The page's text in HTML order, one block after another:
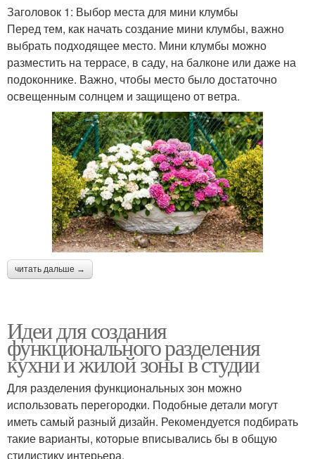
Заголовок 1: Выбор места для мини клумбы
Перед тем, как начать создание мини клумбы, важно
выбрать подходящее место. Мини клумбы можно
разместить на террасе, в саду, на балконе или даже на
подоконнике. Важно, чтобы место было достаточно
освещенным солнцем и защищено от ветра.
читать дальше →
Идеи для создания
функционального разделения
кухни и жилой зоны в студии
Для разделения функциональных зон можно
использовать перегородки. Подобные детали могут
иметь самый разный дизайн. Рекомендуется подбирать
такие варианты, которые вписывались бы в общую
стилистику интерьера.